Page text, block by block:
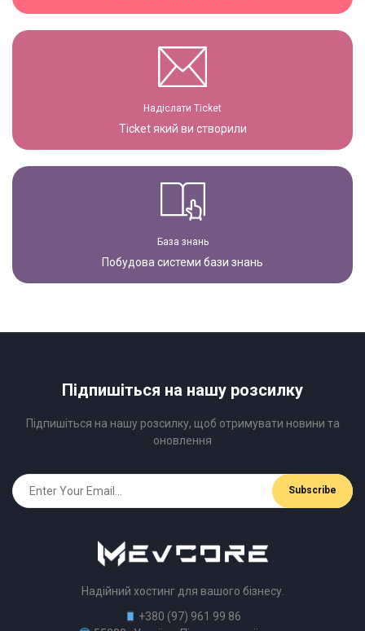
Надіслати Ticket
Ticket який ви створили
База знань
Побудова системи бази знань
Підпишіться на нашу розсилку
Підпишіться на нашу розсилку, щоб отримувати новини та
оновлення
Надійний хостинг для вашого бізнесу.
+380 (97) 961 99 86